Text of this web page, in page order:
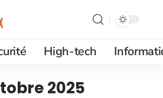
High-tech
2025